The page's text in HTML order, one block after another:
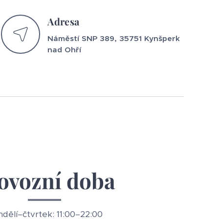
Adresa
Náměstí SNP 389, 35751 Kynšperk
nad Ohří
doba
11:00–22:00